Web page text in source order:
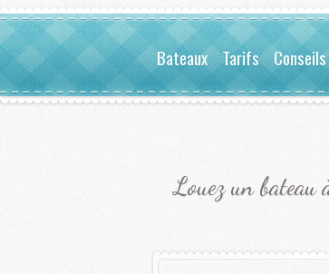
Bateaux Tarifs Conseils
Louez un